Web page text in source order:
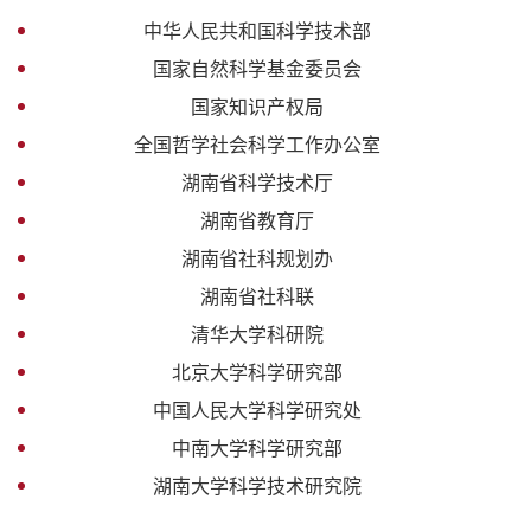
中华人民共和国科学技术部
国家自然科学基金委员会
国家知识产权局
全国哲学社会科学工作办公室
湖南省科学技术厅
湖南省教育厅
湖南省社科规划办
湖南省社科联
清华大学科研院
北京大学科学研究部
中国人民大学科学研究处
中南大学科学研究部
湖南大学科学技术研究院